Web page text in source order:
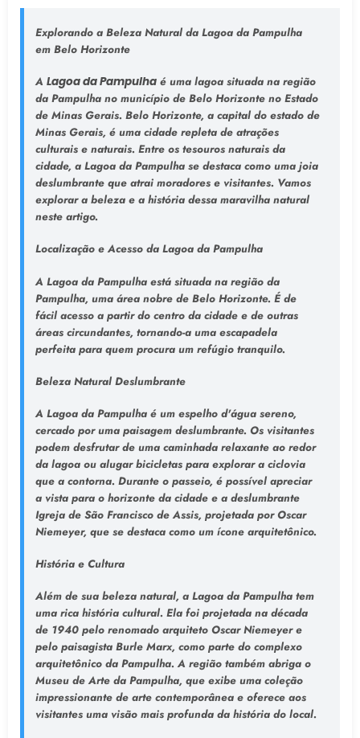
Explorando a Beleza Natural da Lagoa da Pampulha
em Belo Horizonte
A Lagoa da Pampulha é uma lagoa situada na região
da Pampulha no município de Belo Horizonte no Estado
de Minas Gerais. Belo Horizonte, a capital do estado de
Minas Gerais, é uma cidade repleta de atrações
culturais e naturais. Entre os tesouros naturais da
cidade, a Lagoa da Pampulha se destaca como uma joia
deslumbrante que atrai moradores e visitantes. Vamos
explorar a beleza e a história dessa maravilha natural
neste artigo.
Localização e Acesso da Lagoa da Pampulha
A Lagoa da Pampulha está situada na região da
Pampulha, uma área nobre de Belo Horizonte. É de
fácil acesso a partir do centro da cidade e de outras
áreas circundantes, tornando-a uma escapadela
perfeita para quem procura um refúgio tranquilo.
Beleza Natural Deslumbrante
A Lagoa da Pampulha é um espelho d'água sereno,
cercado por uma paisagem deslumbrante. Os visitantes
podem desfrutar de uma caminhada relaxante ao redor
da lagoa ou alugar bicicletas para explorar a ciclovia
que a contorna. Durante o passeio, é possível apreciar
a vista para o horizonte da cidade e a deslumbrante
Igreja de São Francisco de Assis, projetada por Oscar
Niemeyer, que se destaca como um ícone arquitetônico.
História e Cultura
Além de sua beleza natural, a Lagoa da Pampulha tem
uma rica história cultural. Ela foi projetada na década
de 1940 pelo renomado arquiteto Oscar Niemeyer e
pelo paisagista Burle Marx, como parte do complexo
arquitetônico da Pampulha. A região também abriga o
Museu de Arte da Pampulha, que exibe uma coleção
impressionante de arte contemporânea e oferece aos
visitantes uma visão mais profunda da história do local.